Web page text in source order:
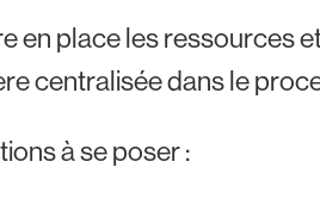
en place les ressources
centralisée dans le
à se poser :